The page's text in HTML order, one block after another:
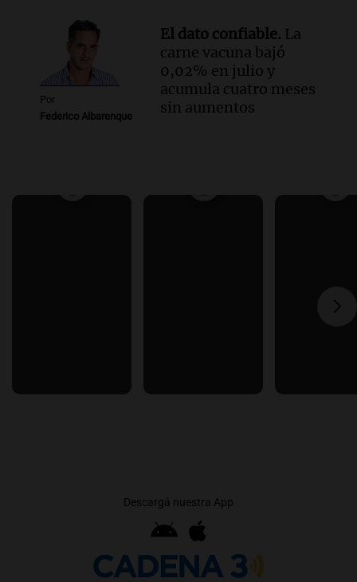
Por
Federico Albarenque
El dato confiable. La
carne vacuna bajó
0,02% en julio y
acumula cuatro meses
sin aumentos
Descargá nuestra App